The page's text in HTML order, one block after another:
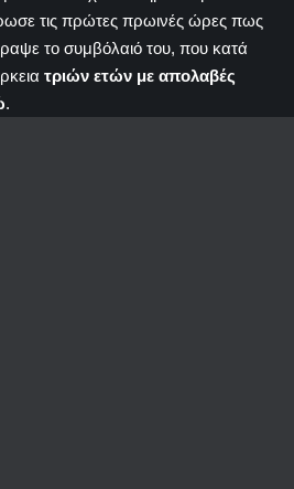
τις πρώτες πρωινές ώρες πως
το συμβόλαιό του, που κατά
τριών ετών με απολαβές
.